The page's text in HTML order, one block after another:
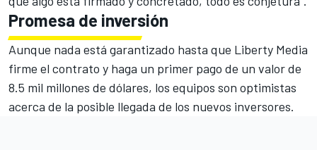
Promesa de inversión
Aunque nada está garantizado hasta que Liberty Media
firme el contrato y haga un primer pago de un valor de
8.5 mil millones de dólares, los equipos son optimistas
acerca de la posible llegada de los nuevos inversores.